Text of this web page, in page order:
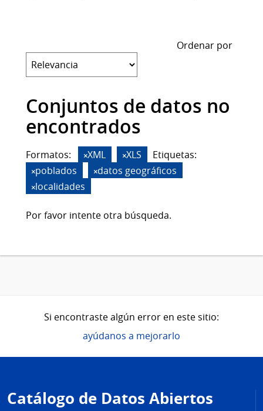
Ordenar por
Conjuntos de datos no
encontrados
Formatos: XML XLS
Etiquetas:
poblados
datos geográficos
localidades
Por favor intente otra búsqueda.
Si encontraste algún error en este sitio:
ayúdanos a mejorarlo
deCatálogo de Datos Abiertos